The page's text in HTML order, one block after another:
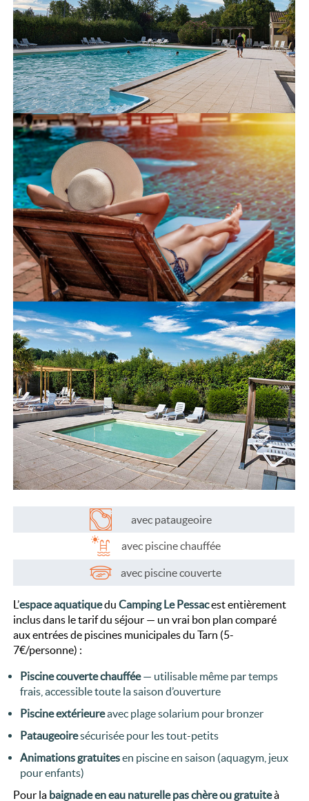
avec pataugeoire
avec piscine chauffée
avec piscine couverte
L’espace aquatiqueduCamping Le Pessacest entièrement
inclus dans le tarif du séjour — un vrai bon plan comparé
aux entrées de piscines municipales du Tarn (5-
7€/personne) :
Piscine couverte chauffée— utilisable même par temps
frais, accessible toute la saison d’ouverture
Piscine extérieureavec plage solarium pour bronzer
Pataugeoiresécurisée pour les tout-petits
Animations gratuitesen piscine en saison (aquagym, jeux
pour enfants)
Pour la baignade en eau naturelle pas chère ou gratuiteà